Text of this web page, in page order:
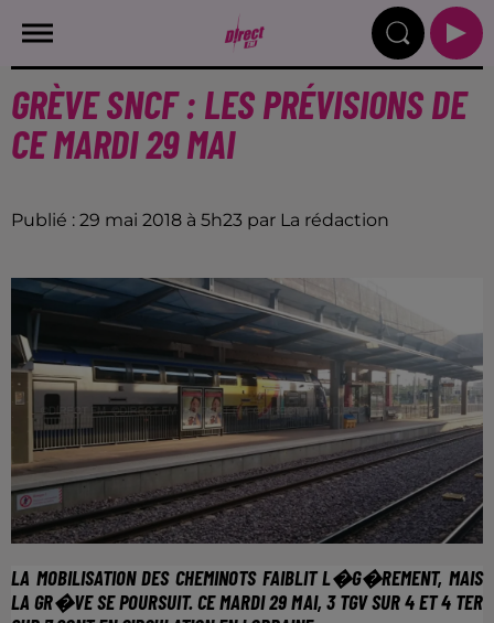
GRÈVE SNCF : LES PRÉVISIONS DE
CE MARDI 29 MAI
Publié : 29 mai 2018 à 5h23 par La rédaction
LA MOBILISATION DES CHEMINOTS FAIBLIT L�G�REMENT, MAIS
LA GR�VE SE POURSUIT. CE MARDI 29 MAI, 3 TGV SUR 4 ET 4 TER